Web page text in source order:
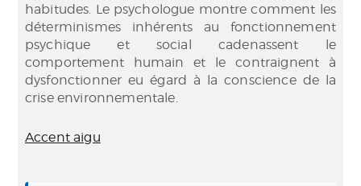
habitudes. Le psychologue montre comment les
déterminismes inhérents au fonctionnement
psychique et social cadenassent le
comportement humain et le contraignent à
dysfonctionner eu égard à la conscience de la
crise environnementale.
Accent aigu